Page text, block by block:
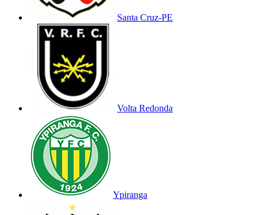
Santa Cruz-PE
Volta Redonda
Ypiranga